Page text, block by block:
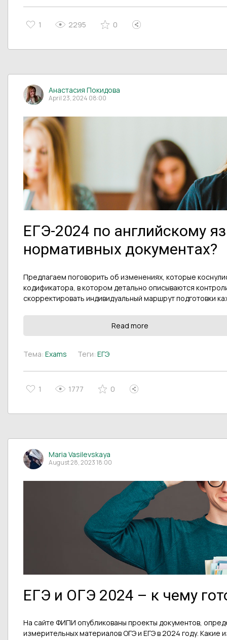
1 2295 0
Анастасия Покидова
April 23, 2024 08:00
ЕГЭ-2024 по английскому
нормативных документах?
Предлагаем поговорить об изменениях, которые
кодификатора, в котором детально описываются
скорректировать индивидуальный маршрут подготовки
Read more
Тема: Exams Теги: ЕГЭ
1 1777 0
Maria Vasilevskaya
August 28, 2023 18:00
ЕГЭ и ОГЭ 2024 – к чему
На сайте ФИПИ опубликованы проекты документов,
измерительных материалов ОГЭ и ЕГЭ в 2024 году. Какие